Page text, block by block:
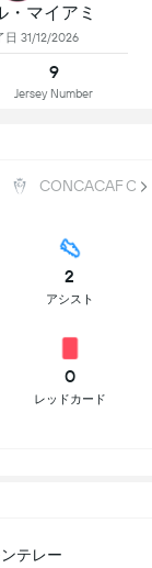
・マイアミ
日 31/12/2026
9
Jersey Number
CONCACAF
2
アシスト
0
レッドカード
テレー